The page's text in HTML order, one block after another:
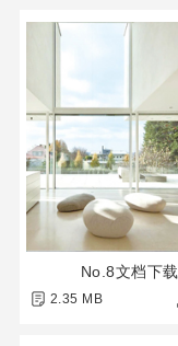
No.8文档下载
2.35 MB